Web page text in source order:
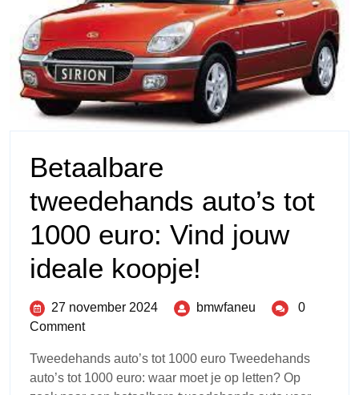
Betaalbare
tweedehands auto’s tot
1000 euro: Vind jouw
ideale koopje!
27 november 2024 bmwfaneu
0
Comment
Tweedehands auto’s tot 1000 euro Tweedehands
auto’s tot 1000 euro: waar moet je op letten? Op